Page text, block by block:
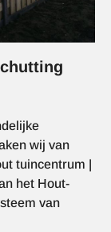
wij van
tuincentrum |
het Hout-
van